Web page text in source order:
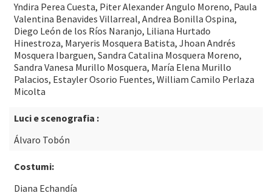
Yndira Perea Cuesta, Piter Alexander Angulo Moreno, Paula
Valentina Benavides Villarreal, Andrea Bonilla Ospina,
Diego León de los Ríos Naranjo, Liliana Hurtado
Hinestroza, Maryeris Mosquera Batista, Jhoan Andrés
Mosquera Ibarguen, Sandra Catalina Mosquera Moreno,
Sandra Vanesa Murillo Mosquera, María Elena Murillo
Palacios, Estayler Osorio Fuentes, William Camilo Perlaza
Micolta
Luci e scenografia :
Álvaro Tobón
Costumi:
Diana Echandía